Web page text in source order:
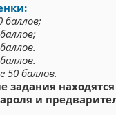
баллов;
50 баллов.
и